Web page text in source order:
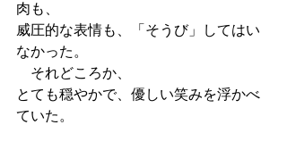
肉も、
威圧的な表情も、「そうび」してはい
なかった。
それどころか、
とても穏やかで、優しい笑みを浮かべ
ていた。